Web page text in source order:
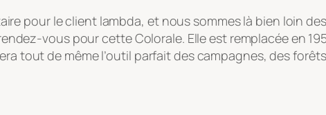
pour le client lambda, et nous sommes là bien loin
vous pour cette Colorale. Elle est remplacée en
tout de même l’outil parfait des campagnes, des